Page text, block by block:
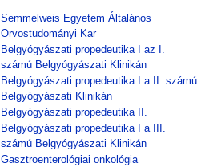
Semmelweis Egyetem Általános
Orvostudományi Kar
Belgyógyászati propedeutika I az I.
számú Belgyógyászati Klinikán
Belgyógyászati propedeutika I a II. számú
Belgyógyászati Klinikán
Belgyógyászati propedeutika II.
Belgyógyászati propedeutika I a III.
számú Belgyógyászati Klinikán
Gasztroenterológiai onkológia